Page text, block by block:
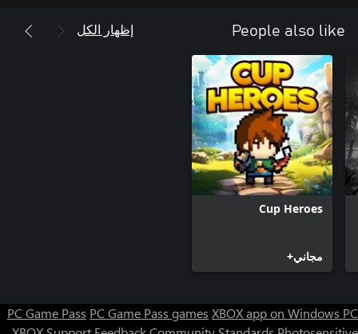
People also like إظهار الكل
Cup Heroes
مجاني+
PC Game Pass PC Game Pass games XBOX app on Windows PC